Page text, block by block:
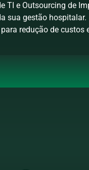
TI e Outsourcing de
sua gestão hospitalar.
redução de custos